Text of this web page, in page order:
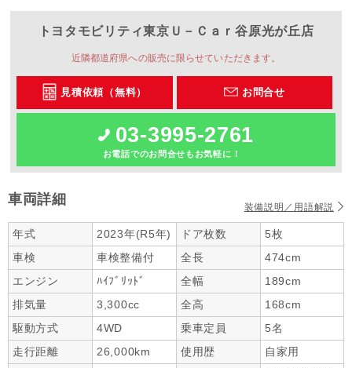
トヨタモビリティ東京 Ｕ－Ｃａｒ谷原光が丘店
近隣都道府県への販売に限らせていただきます。
見積依頼（無料） お問合せ
03-3995-2761
お電話でのお問合せもお気軽に！
車両詳細 装備説明／用語解説
年式 2023年(R5年) ドア枚数
5枚
車検
車検整備付 全長
474cm
エンジン
ﾊｲﾌﾞﾘｯﾄﾞ 全幅
189cm
排気量
3,300cc 全高
168cm
駆動方式
4WD 乗車定員
5名
走行距離
26,000km 使用歴 自家用